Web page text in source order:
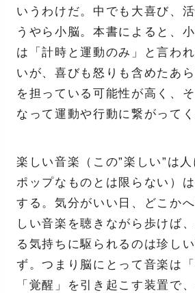
いうわけだ。中でも大喜び、
うやら小脳。本書によると、
は「計時と運動のみ」と言わ
いが、喜びも怒りも含めたあ
を担っている可能性が高く、
なって運動や行動に繋がってく
楽しい音楽（この”楽しい”は
ポップなものとは限らない）
する。気分がいい日、どこか
しい音楽を聴きながら歩けば
る気持ちに駆られるのは珍し
ず。つまり脳にとって音楽は
「覚醒」を引き起こす装置で